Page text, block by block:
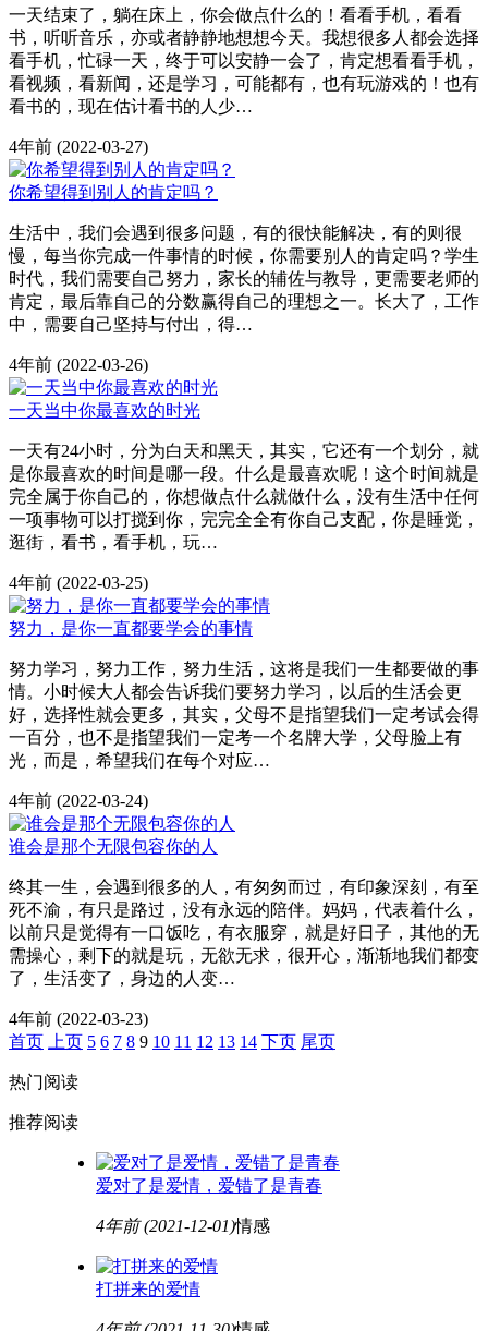
一天结束了，躺在床上，你会做点什么的！看看手机，看看
书，听听音乐，亦或者静静地想想今天。我想很多人都会选择
看手机，忙碌一天，终于可以安静一会了，肯定想看看手机，
看视频，看新闻，还是学习，可能都有，也有玩游戏的！也有
看书的，现在估计看书的人少…
4年前 (2022-03-27)
你希望得到别人的肯定吗？
生活中，我们会遇到很多问题，有的很快能解决，有的则很
慢，每当你完成一件事情的时候，你需要别人的肯定吗？学生
时代，我们需要自己努力，家长的辅佐与教导，更需要老师的
肯定，最后靠自己的分数赢得自己的理想之一。长大了，工作
中，需要自己坚持与付出，得…
4年前 (2022-03-26)
一天当中你最喜欢的时光
一天有24小时，分为白天和黑天，其实，它还有一个划分，就
是你最喜欢的时间是哪一段。什么是最喜欢呢！这个时间就是
完全属于你自己的，你想做点什么就做什么，没有生活中任何
一项事物可以打搅到你，完完全全有你自己支配，你是睡觉，
逛街，看书，看手机，玩…
4年前 (2022-03-25)
努力，是你一直都要学会的事情
努力学习，努力工作，努力生活，这将是我们一生都要做的事
情。小时候大人都会告诉我们要努力学习，以后的生活会更
好，选择性就会更多，其实，父母不是指望我们一定考试会得
一百分，也不是指望我们一定考一个名牌大学，父母脸上有
光，而是，希望我们在每个对应…
4年前 (2022-03-24)
谁会是那个无限包容你的人
终其一生，会遇到很多的人，有匆匆而过，有印象深刻，有至
死不渝，有只是路过，没有永远的陪伴。妈妈，代表着什么，
以前只是觉得有一口饭吃，有衣服穿，就是好日子，其他的无
需操心，剩下的就是玩，无欲无求，很开心，渐渐地我们都变
了，生活变了，身边的人变…
4年前 (2022-03-23)
首页
上页 5 6 7 8 9 10 11 12 13 14 下页 尾页
热门阅读
推荐阅读
爱对了是爱情，爱错了是青春
4年前(2021-12-01)情感
打拼来的爱情